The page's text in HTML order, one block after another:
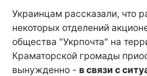
Украинцам рассказали, что
некоторых отделений
общества "Укрпочта" на
Краматорской громады
вынужденно - в связи с